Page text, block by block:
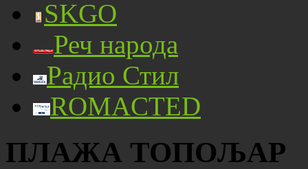
SKGO
Реч народа
Радио Стил
ROMACTED
ПЛАЖА ТОПОЉАР